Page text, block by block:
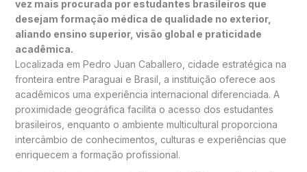
vez mais procurada por estudantes brasileiros que
desejam formação médica de qualidade no exterior,
aliando ensino superior, visão global e praticidade
acadêmica.
Localizada em Pedro Juan Caballero, cidade estratégica na
fronteira entre Paraguai e Brasil, a instituição oferece aos
acadêmicos uma experiência internacional diferenciada. A
proximidade geográfica facilita o acesso dos estudantes
brasileiros, enquanto o ambiente multicultural proporciona
intercâmbio de conhecimentos, culturas e experiências que
enriquecem a formação profissional.